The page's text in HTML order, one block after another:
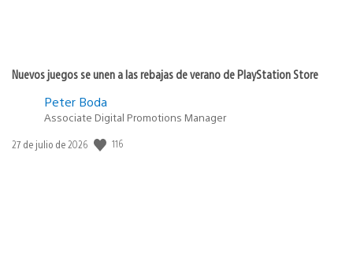
Nuevos juegos se unen a las rebajas de verano de PlayStation Store
Peter Boda
Associate Digital Promotions Manager
Fecha
27 de julio de 2026 116